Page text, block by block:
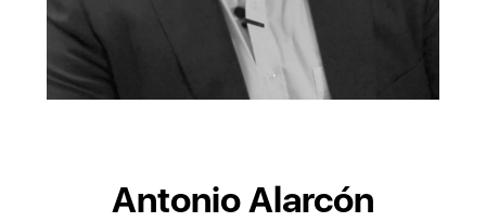
Antonio Alarcón